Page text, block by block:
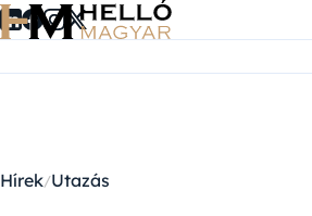
Ugrás a tartalomra
Hírek Utazás